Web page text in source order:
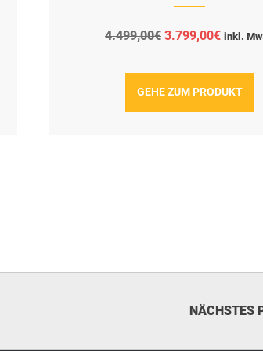
4.499,00€ Ursprünglicher
4.499,00€
3.799,00€ inkl.
GEHE ZUM PRODUKT
NÄCHSTES